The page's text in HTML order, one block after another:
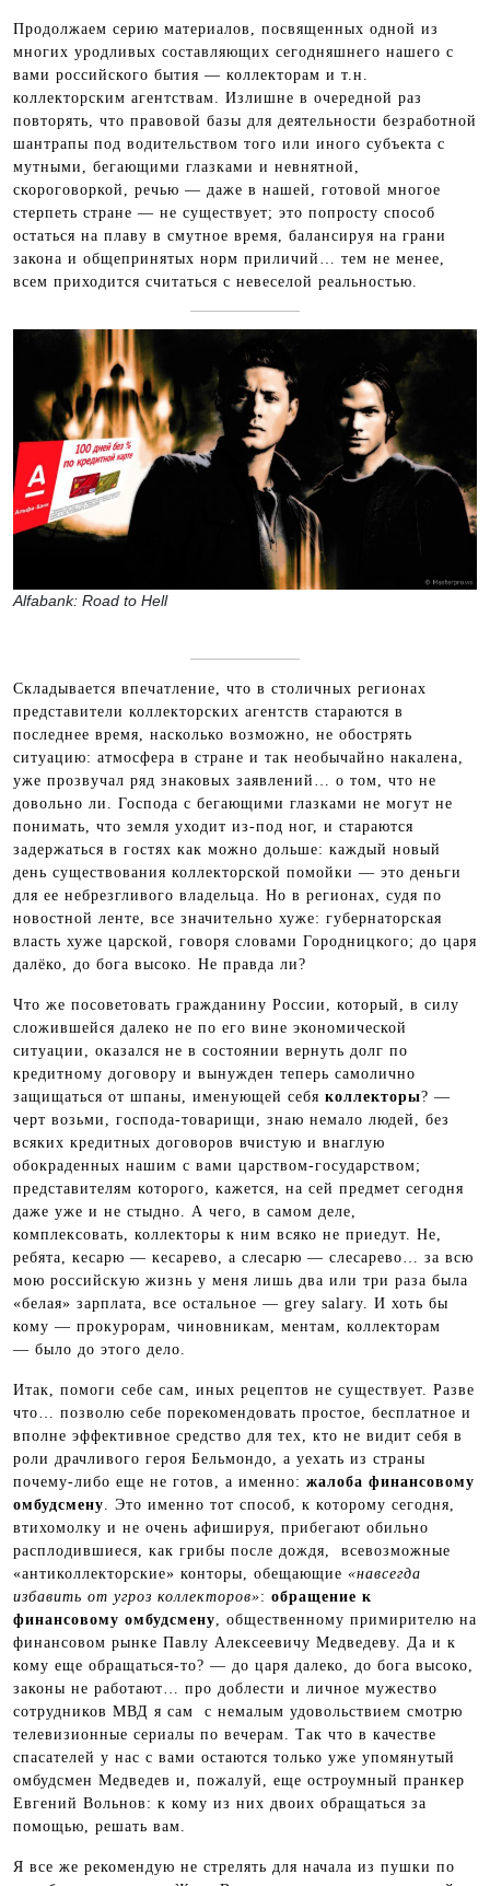
Продолжаем серию материалов, посвященных одной из
многих уродливых составляющих сегодняшнего нашего с
вами российского бытия — коллекторам и т.н.
коллекторским агентствам. Излишне в очередной раз
повторять, что правовой базы для деятельности безработной
шантрапы под водительством того или иного субъекта с
мутными, бегающими глазками и невнятной,
скороговоркой, речью — даже в нашей, готовой многое
стерпеть стране — не существует; это попросту способ
остаться на плаву в смутное время, балансируя на грани
закона и общепринятых норм приличий… тем не менее,
всем приходится считаться с невеселой реальностью.
Alfabank: Road to Hell
Складывается впечатление, что в столичных регионах
представители коллекторских агентств стараются в
последнее время, насколько возможно, не обострять
ситуацию: атмосфера в стране и так необычайно накалена,
уже прозвучал ряд знаковых заявлений… о том, что не
довольно ли. Господа с бегающими глазками не могут не
понимать, что земля уходит из-под ног, и стараются
задержаться в гостях как можно дольше: каждый новый
день существования коллекторской помойки — это деньги
для ее небрезгливого владельца. Но в регионах, судя по
новостной ленте, все значительно хуже: губернаторская
власть хуже царской, говоря словами Городницкого; до царя
далёко, до бога высоко. Не правда ли?
Что же посоветовать гражданину России, который, в силу
сложившейся далеко не по его вине экономической
ситуации, оказался не в состоянии вернуть долг по
кредитному договору и вынужден теперь самолично
защищаться от шпаны, именующей себя коллекторы? —
черт возьми, господа-товарищи, знаю немало людей, без
всяких кредитных договоров вчистую и внаглую
обокраденных нашим с вами царством-государством;
представителям которого, кажется, на сей предмет сегодня
даже уже и не стыдно. А чего, в самом деле,
комплексовать, коллекторы к ним всяко не приедут. Не,
ребята, кесарю — кесарево, а слесарю — слесарево… за всю
мою российскую жизнь у меня лишь два или три раза была
«белая» зарплата, все остальное — grey salary. И хоть бы
кому — прокурорам, чиновникам, ментам, коллекторам
— было до этого дело.
Итак, помоги себе сам, иных рецептов не существует. Разве
что… позволю себе порекомендовать простое, бесплатное и
вполне эффективное средство для тех, кто не видит себя в
роли драчливого героя Бельмондо, а уехать из страны
почему-либо еще не готов, а именно: жалоба финансовому
омбудсмену. Это именно тот способ, к которому сегодня,
втихомолку и не очень афишируя, прибегают обильно
расплодившиеся, как грибы после дождя, всевозможные
«антиколлекторские» конторы, обещающие «навсегда
избавить от угроз коллекторов»: обращение к
финансовому омбудсмену, общественному примирителю на
финансовом рынке Павлу Алексеевичу Медведеву. Да и к
кому еще обращаться-то? — до царя далеко, до бога высоко,
законы не работают… про доблести и личное мужество
сотрудников МВД я сам с немалым удовольствием смотрю
телевизионные сериалы по вечерам. Так что в качестве
спасателей у нас с вами остаются только уже упомянутый
омбудсмен Медведев и, пожалуй, еще остроумный пранкер
Евгений Вольнов: к кому из них двоих обращаться за
помощью, решать вам.
Я все же рекомендую не стрелять для начала из пушки по